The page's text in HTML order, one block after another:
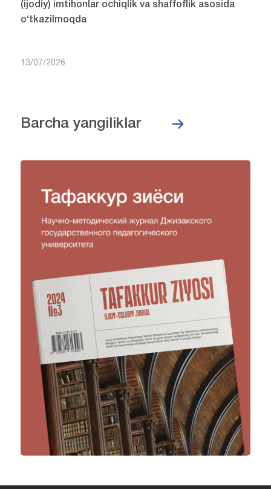
(ijodiy) imtihonlar ochiqlik va shaffoflik asosida
o‘tkazilmoqda
13/07/2026
Barcha yangiliklar